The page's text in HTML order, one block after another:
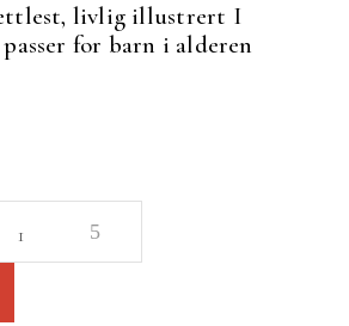
livlig illustrert I
for barn i alderen